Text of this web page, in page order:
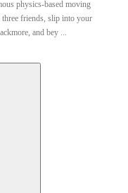
physics-based moving
friends, slip into your
and bey ...